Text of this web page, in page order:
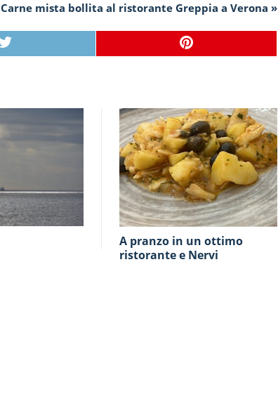
Carne mista bollita al ristorante Greppia a Verona »
A pranzo in un ottimo
ristorante e Nervi